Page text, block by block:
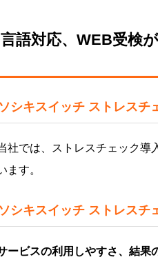
語対応、WEB受検
ソシキスイッチ ストレス
社では、ストレスチェック導
ます。
ソシキスイッチ ストレス
ービスの利用しやすさ、結果